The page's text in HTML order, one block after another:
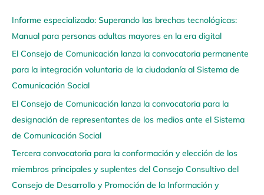
Informe especializado: Superando las brechas tecnológicas:
Manual para personas adultas mayores en la era digital
El Consejo de Comunicación lanza la convocatoria permanente
para la integración voluntaria de la ciudadanía al Sistema de
Comunicación Social
El Consejo de Comunicación lanza la convocatoria para la
designación de representantes de los medios ante el Sistema
de Comunicación Social
Tercera convocatoria para la conformación y elección de los
miembros principales y suplentes del Consejo Consultivo del
Consejo de Desarrollo y Promoción de la Información y
v
e
g
a
a
q
u
í